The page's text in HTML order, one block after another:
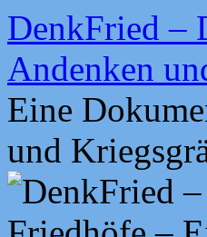
Zum
Inhalt
springen
DenkFried –
Andenken
Eine
und